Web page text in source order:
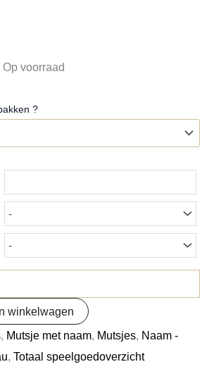
Op voorraad
?
winkelwagen
, Mutsje met naam, Mutsjes, Naam -
, Totaal speelgoedoverzicht